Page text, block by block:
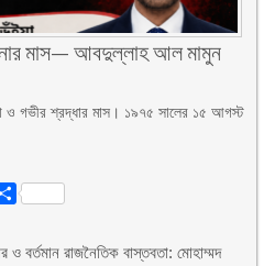
মাস— আবদুল্লাহ আল মামুন
ও গভীর শ্রদ্ধার মাস। ১৯৭৫ সালের ১৫ আগস্ট
Share
ও বর্তমান রাজনৈতিক বাস্তবতা: মোহাম্মদ